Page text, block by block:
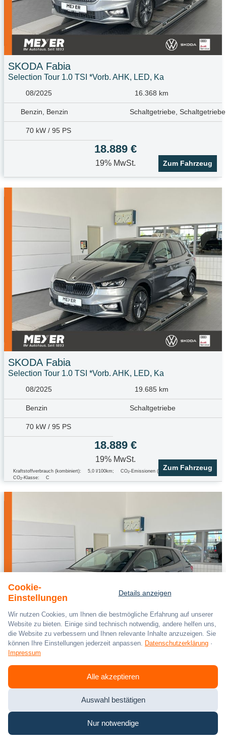
SKODA Fabia
Selection Tour 1.0 TSI *Vorb. AHK, LED, Ka
08/2025 16.368 km
Benzin, Benzin Schaltgetriebe, Schaltgetriebe
70 kW / 95 PS
18.889 €
19% MwSt. Zum Fahrzeug
SKODA Fabia
Selection Tour 1.0 TSI *Vorb. AHK, LED, Ka
08/2025 19.685 km
Benzin Schaltgetriebe
70 kW / 95 PS
18.889 €
19% MwSt.
Kraftstoffverbrauch (kombiniert): 5,0 l/100km; CO2-Emissionen (kombiniert): 113.0 g/km
CO2-Klasse: C
Zum Fahrzeug
SKODA Fabia
Selection Tour 1.0 TSI *Vorb. AHK, LED, Ka
Benzin Schaltgetriebe
Cookie-
Einstellungen
Details anzeigen
Wir nutzen Cookies, um Ihnen die bestmögliche Erfahrung auf unserer
Website zu bieten. Einige sind technisch notwendig, andere helfen uns,
die Website zu verbessern und Ihnen relevante Inhalte anzuzeigen. Sie
können Ihre Einstellungen jederzeit anpassen. Datenschutzerklärung ·
Impressum
Alle akzeptieren
Auswahl bestätigen
Nur notwendige